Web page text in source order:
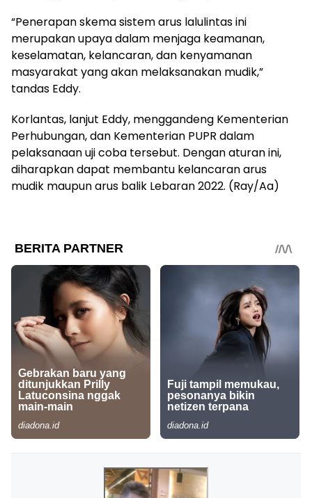
“Penerapan skema sistem arus lalulintas ini
merupakan upaya dalam menjaga keamanan,
keselamatan, kelancaran, dan kenyamanan
masyarakat yang akan melaksanakan mudik,”
tandas Eddy.
Korlantas, lanjut Eddy, menggandeng Kementerian
Perhubungan, dan Kementerian PUPR dalam
pelaksanaan uji coba tersebut. Dengan aturan ini,
diharapkan dapat membantu kelancaran arus
mudik maupun arus balik Lebaran 2022. (Ray/Aa)